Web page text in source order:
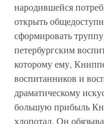
народившейся
открыть
сформировать
петербургским
которому ему,
воспитанников и
драматическому
большую прибыль
хлопотал. Он